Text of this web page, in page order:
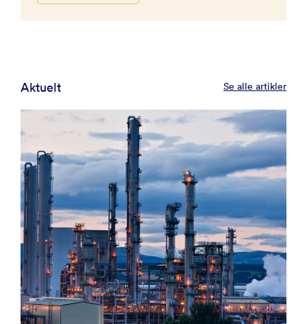
Aktuelt Se alle artikler